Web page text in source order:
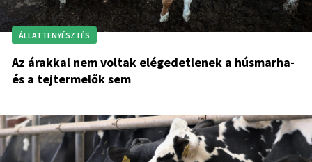
ÁLLATTENYÉSZTÉS
Az árakkal nem voltak elégedetlenek a húsmarha-
és a tejtermelők sem